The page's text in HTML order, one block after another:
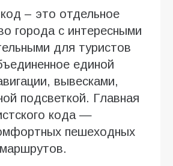
– это отдельное
города с интересными
для туристов
единой
вывесками,
подсветкой. Главная
кода —
пешеходных